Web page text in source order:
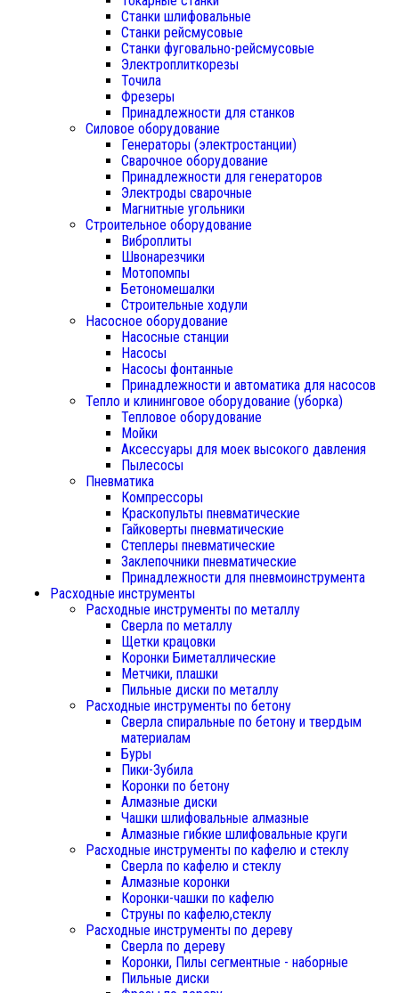
Станки шлифовальные
Станки рейсмусовые
Станки фуговально-рейсмусовые
Электроплиткорезы
Точила
Фрезеры
Принадлежности для станков
Силовое оборудование
Генераторы (электростанции)
Сварочное оборудование
Принадлежности для генераторов
Электроды сварочные
Магнитные угольники
Строительное оборудование
Виброплиты
Швонарезчики
Мотопомпы
Бетономешалки
Строительные ходули
Насосное оборудование
Насосные станции
Насосы
Насосы фонтанные
Принадлежности и автоматика для насосов
Тепло и клининговое оборудование (уборка)
Тепловое оборудование
Мойки
Аксессуары для моек высокого давления
Пылесосы
Пневматика
Компрессоры
Краскопульты пневматические
Гайковерты пневматические
Степлеры пневматические
Заклепочники пневматические
Принадлежности для пневмоинструмента
Расходные инструменты
Расходные инструменты по металлу
Сверла по металлу
Щетки крацовки
Коронки Биметаллические
Метчики, плашки
Пильные диски по металлу
Расходные инструменты по бетону
Сверла спиральные по бетону и твердым
материалам
Буры
Пики-Зубила
Коронки по бетону
Алмазные диски
Чашки шлифовальные алмазные
Алмазные гибкие шлифовальные круги
Расходные инструменты по кафелю и стеклу
Сверла по кафелю и стеклу
Алмазные коронки
Коронки-чашки по кафелю
Струны по кафелю,стеклу
Расходные инструменты по дереву
Сверла по дереву
Коронки, Пилы сегментные - наборные
Пильные диски